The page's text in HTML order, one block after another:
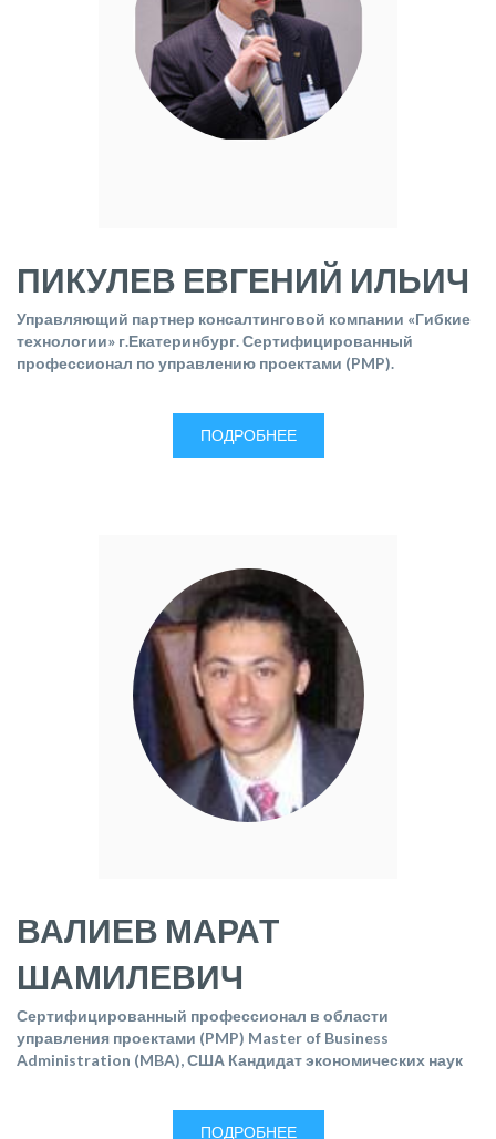
ПИКУЛЕВ ЕВГЕНИЙ ИЛЬИЧ
Управляющий партнер консалтинговой компании «Гибкие
технологии» г.Екатеринбург. Сертифицированный
профессионал по управлению проектами (PMP).
ПОДРОБНЕЕ
ВАЛИЕВ МАРАТ
ШАМИЛЕВИЧ
Сертифицированный профессионал в области
управления проектами (PMP) Master of Business
Administration (MBA), США Кандидат экономических наук
ПОДРОБНЕЕ